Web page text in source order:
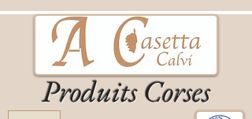
Produits Corses